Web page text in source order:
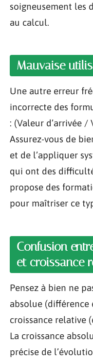
soigneusement les
au calcul.
Mauvaise
Une autre erreur
incorrecte des
: (Valeur d’arrivée /
Assurez-vous de
et de l’appliquer
qui ont des
propose des
pour maîtriser ce
Confusion
et croissance
Pensez à bien ne
absolue (différence
croissance relative
La croissance
précise de